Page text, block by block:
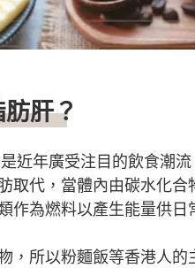
肝？
近年廣受注目的飲食潮
取代，當體內由碳水化
作為燃料以產生能量供日
，所以粉麵飯等香港人